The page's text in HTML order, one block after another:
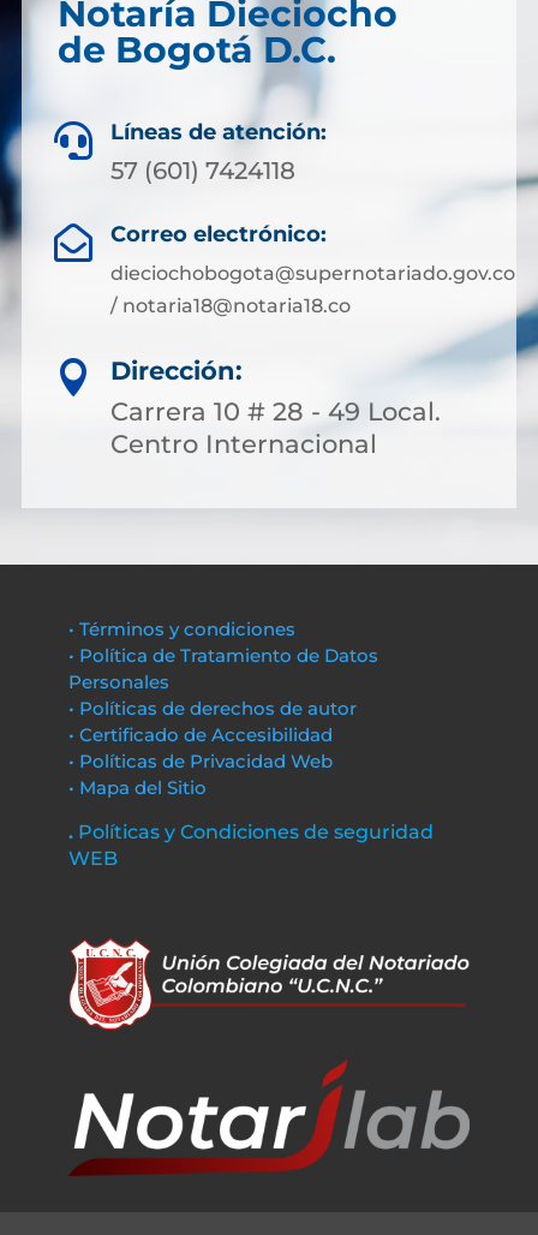
Notaría Dieciocho
de Bogotá D.C.
 Líneas de atención:
57 (601) 7424118
 Correo electrónico:
dieciochobogota@supernotariado.gov.co
/ notaria18@notaria18.co

Dirección:
Carrera 10 # 28 - 49 Local.
Centro Internacional
• Términos y condiciones
• Política de Tratamiento de Datos
Personales
• Políticas de derechos de autor
• Certificado de Accesibilidad
• Políticas de Privacidad Web
• Mapa del Sitio
. Políticas y Condiciones de seguridad
WEB